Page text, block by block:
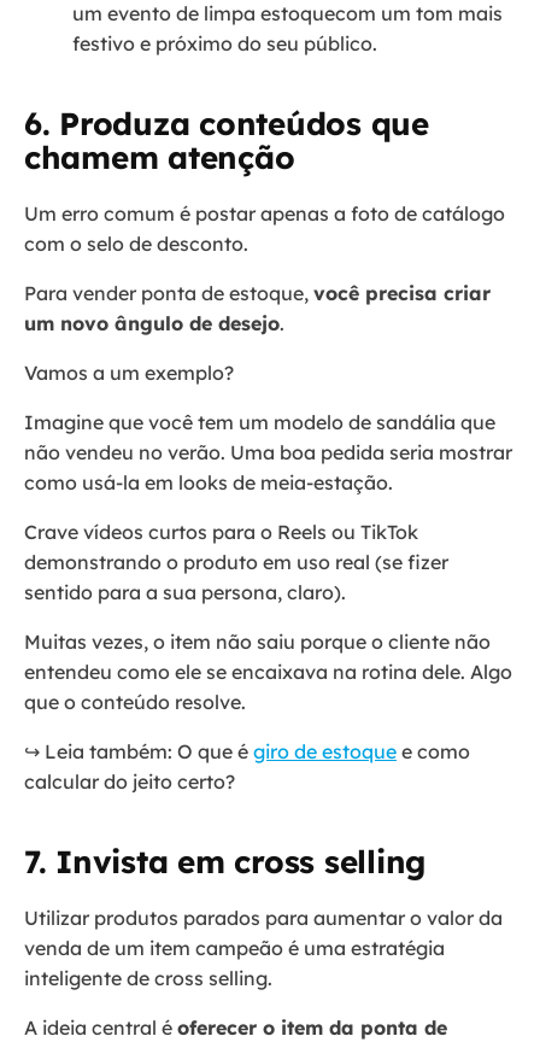
um evento de limpa estoquecom um tom mais
festivo e próximo do seu público.
6. Produza conteúdos que
chamem atenção
Um erro comum é postar apenas a foto de catálogo
com o selo de desconto.
Para vender ponta de estoque, você precisa criar
um novo ângulo de desejo.
Vamos a um exemplo?
Imagine que você tem um modelo de sandália que
não vendeu no verão. Uma boa pedida seria mostrar
como usá-la em looks de meia-estação.
Crave vídeos curtos para o Reels ou TikTok
demonstrando o produto em uso real (se fizer
sentido para a sua persona, claro).
Muitas vezes, o item não saiu porque o cliente não
entendeu como ele se encaixava na rotina dele. Algo
que o conteúdo resolve.
↪️ Leia também: O que é giro de estoque e como
calcular do jeito certo?
7. Invista em cross selling
Utilizar produtos parados para aumentar o valor da
venda de um item campeão é uma estratégia
inteligente de cross selling.
A ideia central é oferecer o item da ponta de